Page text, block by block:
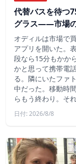
代替バスを待つ
グラス——市場
オディルは市場で
アプリを開いた。
段なら15分もかか
かと思って携帯電
る。隣にいたファ
中だった。移動時
らもう終わり。そ
日付: 2026/8/8